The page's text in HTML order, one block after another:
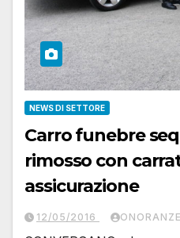
NEWS DI SETTORE
Carro funebre
rimosso con
assicurazione
12/05/2016